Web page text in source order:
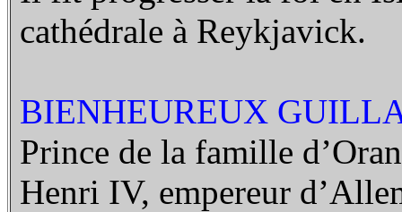
cathédrale à Reykjavick.
BIENHEUREUX
Prince de la famille
Henri IV, empereur